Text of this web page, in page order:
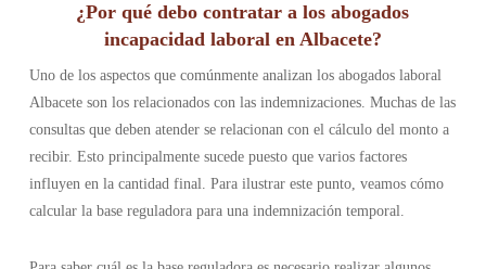
¿Por qué debo contratar a los abogados
incapacidad laboral en Albacete?
Uno de los aspectos que comúnmente analizan los abogados laboral
Albacete son los relacionados con las indemnizaciones. Muchas de las
consultas que deben atender se relacionan con el cálculo del monto a
recibir. Esto principalmente sucede puesto que varios factores
influyen en la cantidad final. Para ilustrar este punto, veamos cómo
calcular la base reguladora para una indemnización temporal.